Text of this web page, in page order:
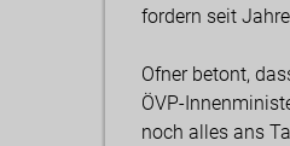
fordern seit
Ofner betont,
ÖVP-
noch alles ans